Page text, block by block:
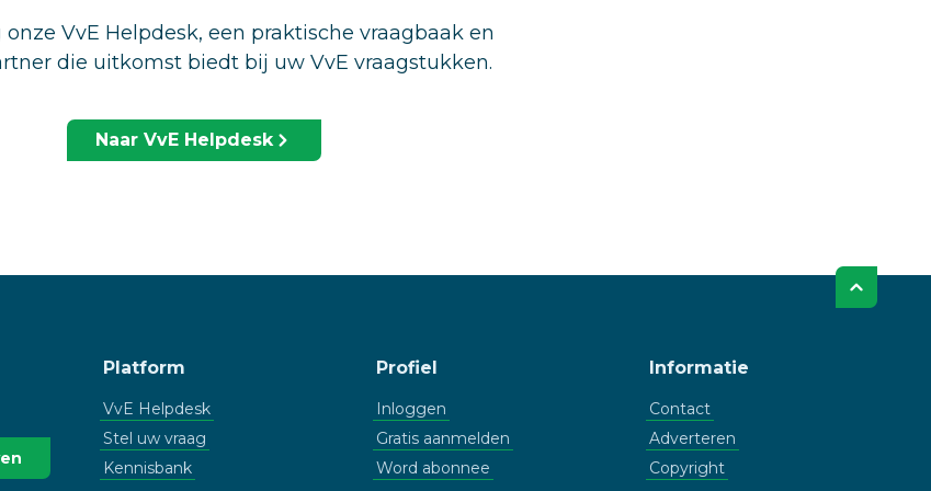
onze VvE Helpdesk, een praktische vraagbaak en
die uitkomst biedt bij uw VvE vraagstukken.
Naar VvE Helpdesk
Platform
VvE Helpdesk
Stel uw vraag
Kennisbank
Profiel
Inloggen
Gratis aanmelden
Word abonnee
Informatie
Contact
Adverteren
Copyright